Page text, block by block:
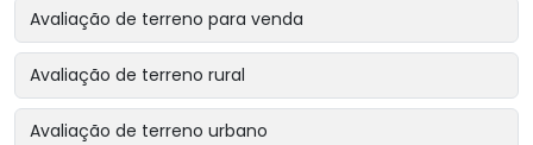
Avaliação de terreno para venda
Avaliação de terreno rural
Avaliação de terreno urbano